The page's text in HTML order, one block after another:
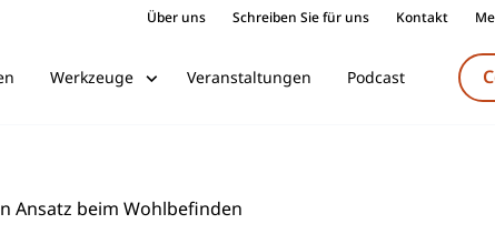
Über uns Schreiben Sie für uns Kontakt
Werkzeuge Veranstaltungen Podcast
Ansatz beim Wohlbefinden